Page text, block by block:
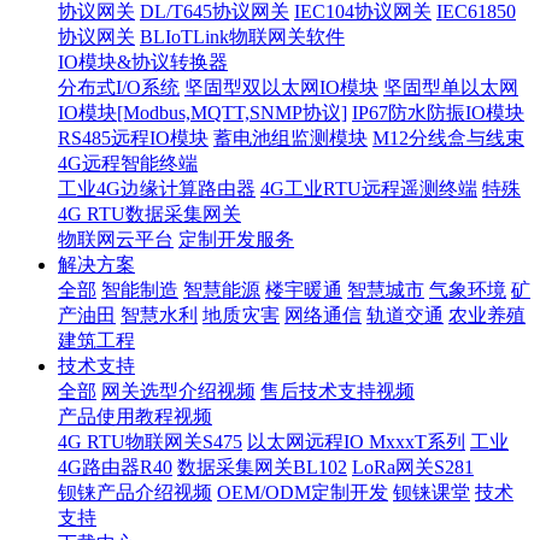
协议网关 DL/T645协议网关 IEC104协议网关 IEC61850
协议网关 BLIoTLink物联网关软件
IO模块&协议转换器
分布式I/O系统 坚固型双以太网IO模块 坚固型单以太网
IO模块[Modbus,MQTT,SNMP协议] IP67防水防振IO模块
RS485远程IO模块 蓄电池组监测模块 M12分线盒与线束
4G远程智能终端
工业4G边缘计算路由器 4G工业RTU远程遥测终端 特殊
4G RTU数据采集网关
物联网云平台 定制开发服务
解决方案
全部 智能制造 智慧能源 楼宇暖通 智慧城市 气象环境 矿
产油田 智慧水利 地质灾害 网络通信 轨道交通 农业养殖
建筑工程
技术支持
全部 网关选型介绍视频 售后技术支持视频
产品使用教程视频
4G RTU物联网关S475 以太网远程IO MxxxT系列 工业
4G路由器R40 数据采集网关BL102 LoRa网关S281
钡铼产品介绍视频 OEM/ODM定制开发 钡铼课堂 技术
支持